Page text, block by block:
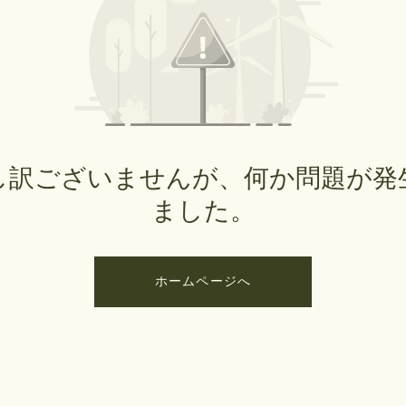
訳ございませんが、何か問題が発
ました。
ホームページへ